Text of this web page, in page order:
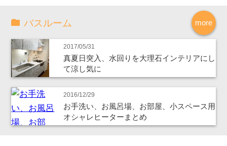
more
バスルーム
2017/05/31
真夏日突入、水回りを大理石インテリアにし
て涼し気に
2016/12/29
お手洗い、お風呂場、お部屋、小スペース用
オシャレヒーターまとめ